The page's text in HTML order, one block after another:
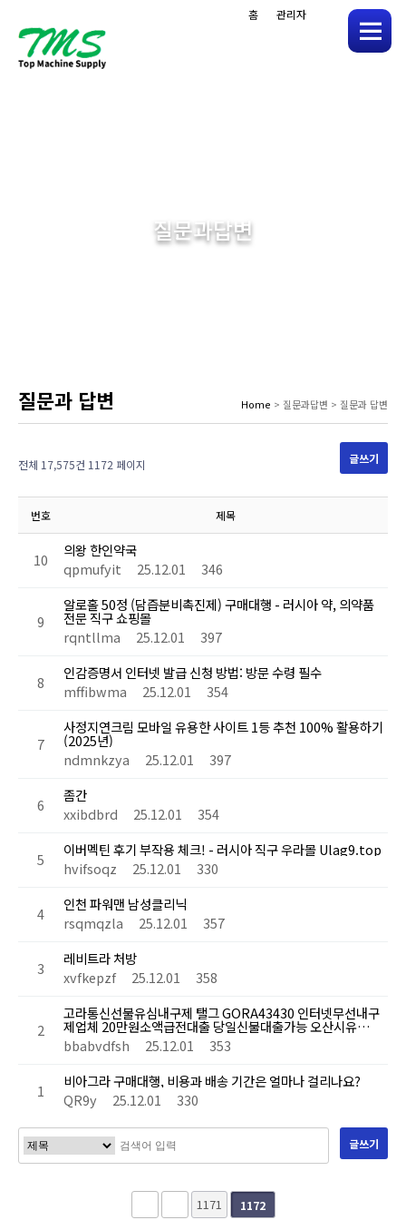
관리자
홈
질문과답변
질문과 답변 Home > 질문과답변 > 질문과 답변
전체 17,575건 1172 페이지 글쓰기
번호 제목
10
의왕 한인약국
qpmufyit
25.12.01 346
9
알로홀 50정 (담즙분비촉진제) 구매대행 - 러시아 약, 의약품
전문 직구 쇼핑몰
rqntllma
25.12.01 397
8
인감증명서 인터넷 발급 신청 방법: 방문 수령 필수
mffibwma
25.12.01 354
7
사정지연크림 모바일 유용한 사이트 1등 추천 100% 활용하기
(2025년)
ndmnkzya
25.12.01 397
6
좀간
xxibdbrd
25.12.01 354
5
이버멕틴 후기 부작용 체크! - 러시아 직구 우라몰 Ulag9.top
hvifsoqz
25.12.01 330
4
인천 파워맨 남성클리닉
rsqmqzla
25.12.01 357
3
레비트라 처방
xvfkepzf
25.12.01 358
2
고라통신선불유심내구제 탤그 GORA43430 인터넷무선내구
제업체 20만원소액급전대출 당일신불대출가능 오산시유…
bbabvdfsh
25.12.01 353
1
비아그라 구매대행, 비용과 배송 기간은 얼마나 걸리나요?
QR9y
25.12.01 330
글쓰기
1171 1172